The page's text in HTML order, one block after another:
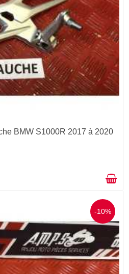
BMW S1000R 2017 à 2020
-10%